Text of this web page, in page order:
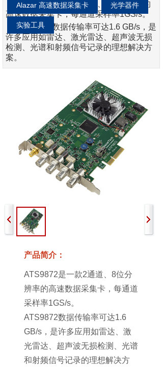
Alazar 高速数据采集卡 光学器件
实验工具
ATS9872是一款2通道、8位分辨率的
高速数据采集卡，每通道采样率1GS/s。
ATS9872数据传输率可达1.6 GB/s，是
许多应用如雷达、激光雷达、超声波无损
检测、光谱和射频信号记录的理想解决方
案。
产品简介：
ATS9872是一款2通道、8位分
辨率的高速数据采集卡，每通道
采样率1GS/s。
ATS9872数据传输率可达1.6
GB/s，是许多应用如雷达、激
光雷达、超声波无损检测、光谱
和射频信号记录的理想解决方